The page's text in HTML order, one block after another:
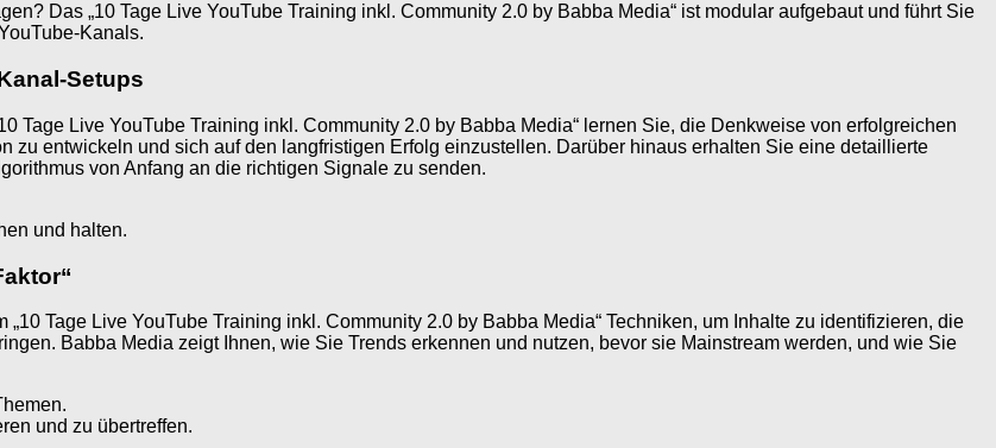
Das „10 Tage Live YouTube Training inkl. Community 2.0 by Babba Media“ ist modular aufgebaut und führt Sie
Kanals.
Setups
Tage Live YouTube Training inkl. Community 2.0 by Babba Media“ lernen Sie, die Denkweise von erfolgreichen
zu entwickeln und sich auf den langfristigen Erfolg einzustellen. Darüber hinaus erhalten Sie eine detaillierte
von Anfang an die richtigen Signale zu senden.
und halten.
Tage Live YouTube Training inkl. Community 2.0 by Babba Media“ Techniken, um Inhalte zu identifizieren, die
Babba Media zeigt Ihnen, wie Sie Trends erkennen und nutzen, bevor sie Mainstream werden, und wie Sie
und zu übertreffen.